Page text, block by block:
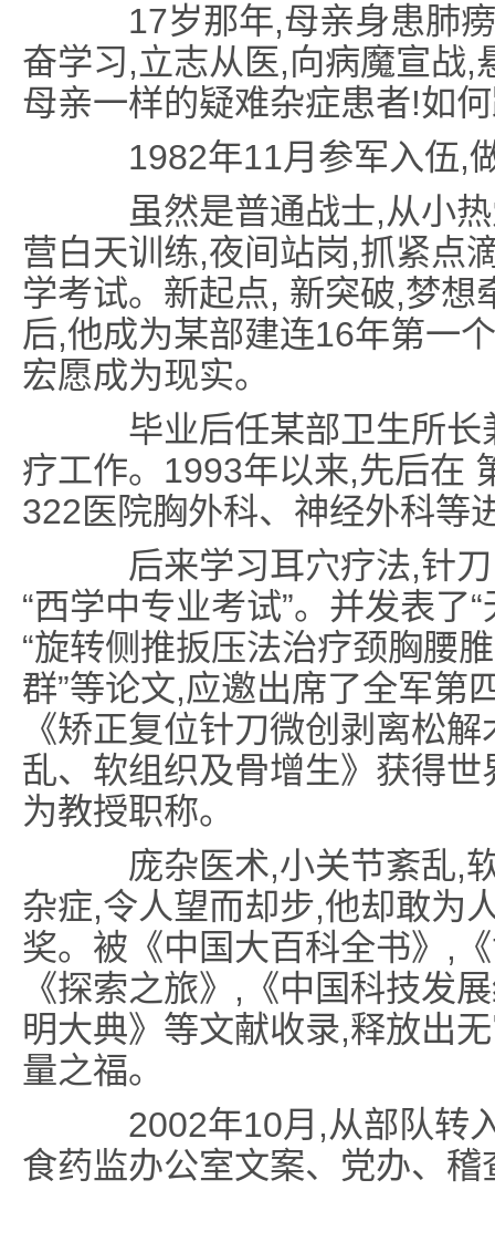
17岁那年,母亲身患肺痨
奋学习,立志从医,向病魔宣战,
母亲一样的疑难杂症患者!如
1982年11月参军入伍,
虽然是普通战士,从小热
营白天训练,夜间站岗,抓紧点
学考试。新起点, 新突破,梦想
后,他成为某部建连16年第一
宏愿成为现实。
毕业后任某部卫生所长
疗工作。1993年以来,先后在
322医院胸外科、神经外科等
后来学习耳穴疗法,针刀
“西学中专业考试”。并发表了
“旋转侧推扳压法治疗颈胸腰
群”等论文,应邀出席了全军第
《矫正复位针刀微创剥离松
乱、软组织及骨增生》获得
为教授职称。
庞杂医术,小关节紊乱,软
杂症,令人望而却步,他却敢为
奖。被《中国大百科全书》,
《探索之旅》,《中国科技发
明大典》等文献收录,释放出
量之福。
2002年10月,从部队转
食药监办公室文案、党办、稽